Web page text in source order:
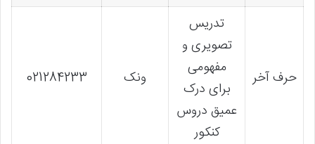
حرف آخر
تدریس
تصویری و
مفهومی
برای درک
عمیق دروس
کنکور
ونک 021284233